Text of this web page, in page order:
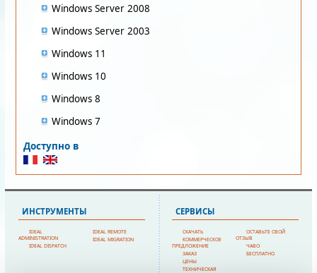
Windows Server 2008
Windows Server 2003
Windows 11
Windows 10
Windows 8
Windows 7
Доступно в
ИНСТРУМЕНТЫ
IDEAL
ADMINISTRATION
IDEAL DISPATCH
IDEAL REMOTE
IDEAL MIGRATION
СЕРВИСЫ
СКАЧАТЬ
КОММЕРЧЕСКОЕ
ПРЕДЛОЖЕНИЕ
ЗАКАЗ
ЦЕНЫ
ТЕХНИЧЕСКАЯ
ОСТАВЬТЕ СВОЙ
ОТЗЫВ
ЧАВО
БЕСПЛАТНО